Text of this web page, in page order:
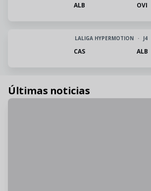
El Atlético
presenta
ALB OVI
LALIGA HYPERMOTION · J4
CAS ALB
Últimas noticias